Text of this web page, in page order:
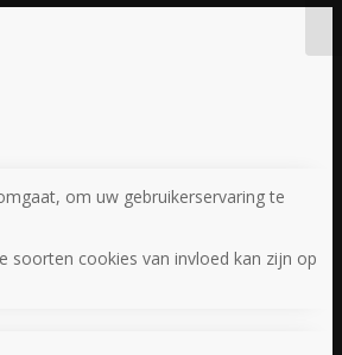
om uw gebruikerservaring te
soorten cookies van invloed kan zijn op